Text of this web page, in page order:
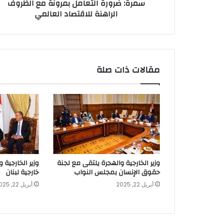
سمرة: ضرورة التعامل بمرونة مع الظروف
الراهنة للاقتصاد العالمي
مقالات ذات صلة
وزير الخارجية والهجرة يلتقى مع لجنة
حقوق الإنسان بمجلس النواب
أبريل 22, 2025
وزير
خارجية لبنان
أبريل 22, 2025